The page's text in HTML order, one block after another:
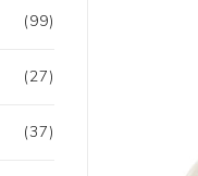
(99)
(27)
(37)